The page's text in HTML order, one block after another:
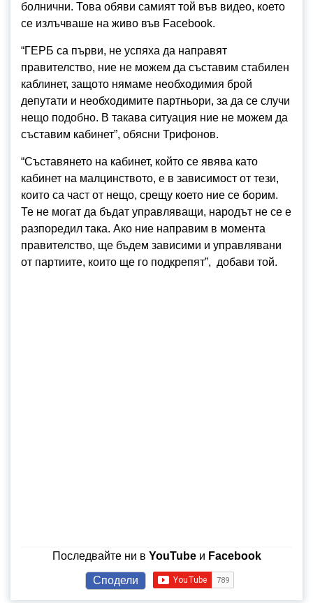
болнични. Това обяви самият той във видео, което
се излъчваше на живо във Facebook.
“ГЕРБ са първи, не успяха да направят
правителство, ние не можем да съставим стабилен
каблинет, защото нямаме необходимия брой
депутати и необходимите партньори, за да се случи
нещо подобно. В такава ситуация ние не можем да
съставим кабинет”, обясни Трифонов.
“Съставянето на кабинет, който се явява като
кабинет на малцинството, е в зависимост от тези,
които са част от нещо, срещу което ние се борим.
Те не могат да бъдат управляващи, народът не се е
разпоредил така. Ако ние направим в момента
правителство, ще бъдем зависими и управлявани
от партиите, които ще го подкрепят”, добави той.
Последвайте ни в YouTubeи Facebook
Сподели